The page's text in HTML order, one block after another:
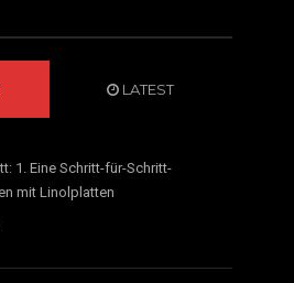
LATEST
1. Eine Schritt-für-Schritt-
mit Linolplatten